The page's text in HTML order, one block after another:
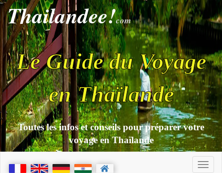
Thailandee!com
Le Guide du Voyage
en Thaïlande
Toutes les infos et conseils pour préparer votre
voyage en Thaïlande